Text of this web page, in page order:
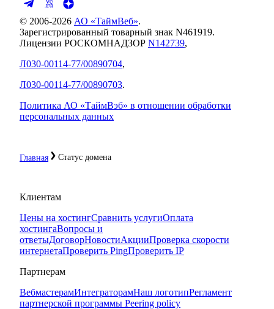
Главная Статус домена
© 2006-2026 АО «ТаймВеб».
Зарегистрированный товарный знак N461919.
Лицензии РОСКОМНАДЗОР N142739,
Л030-00114-77/00890704,
Л030-00114-77/00890703.
Политика АО «ТаймВэб» в отношении обработки
персональных данных
Клиентам
Цены на хостингСравнить услугиОплата
хостингаВопросы и
ответыДоговорНовостиАкцииПроверка скорости
интернетаПроверить PingПроверить IP
Партнерам
ВебмастерамИнтеграторамНаш логотипРегламент
партнерской программы Peering policy